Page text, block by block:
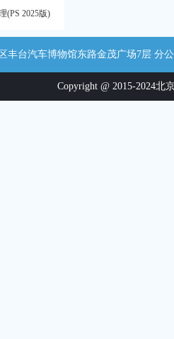
(PS 2025版)
丰台汽车博物馆东路金茂广场7层 分
Copyright @ 2015-2024北